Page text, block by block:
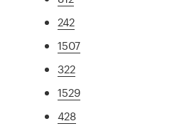
242
1507
322
1529
428